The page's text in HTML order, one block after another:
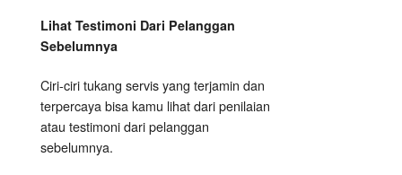
Lihat Testimoni Dari Pelanggan
Sebelumnya
Ciri-ciri tukang servis yang terjamin dan
terpercaya bisa kamu lihat dari penilaian
atau testimoni dari pelanggan
sebelumnya.